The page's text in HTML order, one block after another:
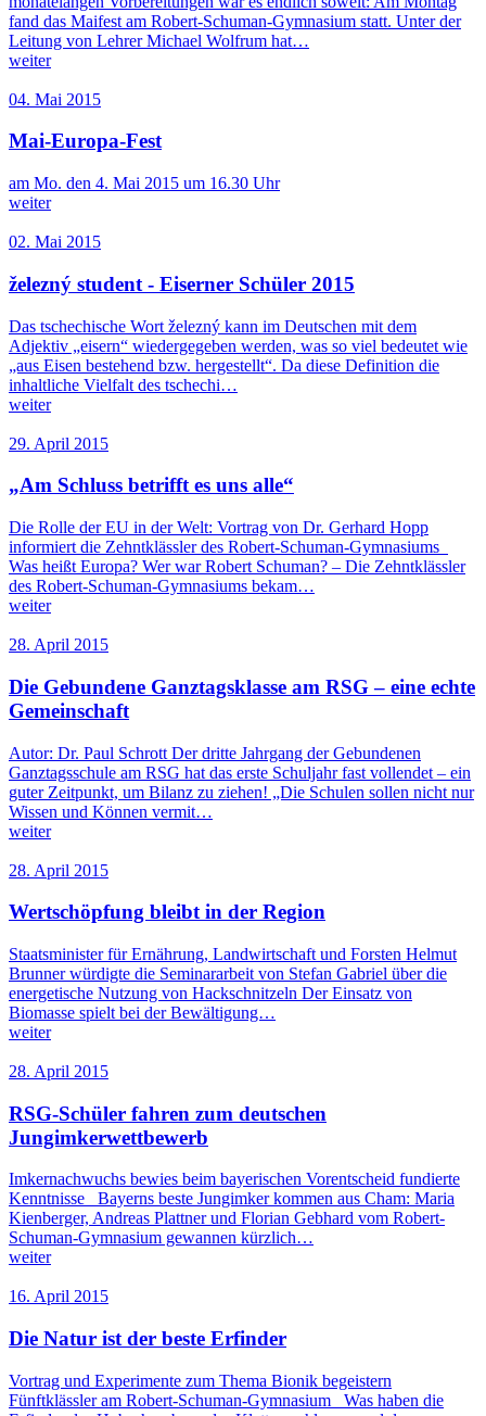
fand das Maifest am Robert-Schuman-Gymnasium statt. Unter der
Leitung von Lehrer Michael Wolfrum hat…
weiter
04. Mai 2015
Mai-Europa-Fest
am Mo. den 4. Mai 2015 um 16.30 Uhr
weiter
02. Mai 2015
železný student - Eiserner Schüler 2015
Das tschechische Wort železný kann im Deutschen mit dem
Adjektiv „eisern“ wiedergegeben werden, was so viel bedeutet wie
„aus Eisen bestehend bzw. hergestellt“. Da diese Definition die
inhaltliche Vielfalt des tschechi…
weiter
29. April 2015
„Am Schluss betrifft es uns alle“
Die Rolle der EU in der Welt: Vortrag von Dr. Gerhard Hopp
informiert die Zehntklässler des Robert-Schuman-Gymnasiums
Was heißt Europa? Wer war Robert Schuman? – Die Zehntklässler
des Robert-Schuman-Gymnasiums bekam…
weiter
28. April 2015
Die Gebundene Ganztagsklasse am RSG – eine echte
Gemeinschaft
Autor: Dr. Paul Schrott Der dritte Jahrgang der Gebundenen
Ganztagsschule am RSG hat das erste Schuljahr fast vollendet – ein
guter Zeitpunkt, um Bilanz zu ziehen! „Die Schulen sollen nicht nur
Wissen und Können vermit…
weiter
28. April 2015
Wertschöpfung bleibt in der Region
Staatsminister für Ernährung, Landwirtschaft und Forsten Helmut
Brunner würdigte die Seminararbeit von Stefan Gabriel über die
energetische Nutzung von Hackschnitzeln Der Einsatz von
Biomasse spielt bei der Bewältigung…
weiter
28. April 2015
RSG-Schüler fahren zum deutschen
Jungimkerwettbewerb
Imkernachwuchs bewies beim bayerischen Vorentscheid fundierte
Kenntnisse Bayerns beste Jungimker kommen aus Cham: Maria
Kienberger, Andreas Plattner und Florian Gebhard vom Robert-
Schuman-Gymnasium gewannen kürzlich…
weiter
16. April 2015
Die Natur ist der beste Erfinder
Vortrag und Experimente zum Thema Bionik begeistern
Fünftklässler am Robert-Schuman-Gymnasium Was haben die